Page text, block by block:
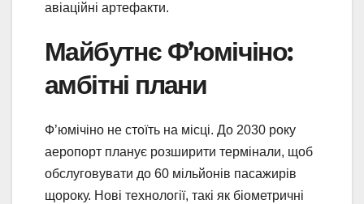
авіаційні артефакти.
Майбутнє Ф’юмічіно:
амбітні плани
Ф’юмічіно не стоїть на місці. До 2030 року
аеропорт планує розширити термінали, щоб
обслуговувати до 60 мільйонів пасажирів
щороку. Нові технології, такі як біометричні